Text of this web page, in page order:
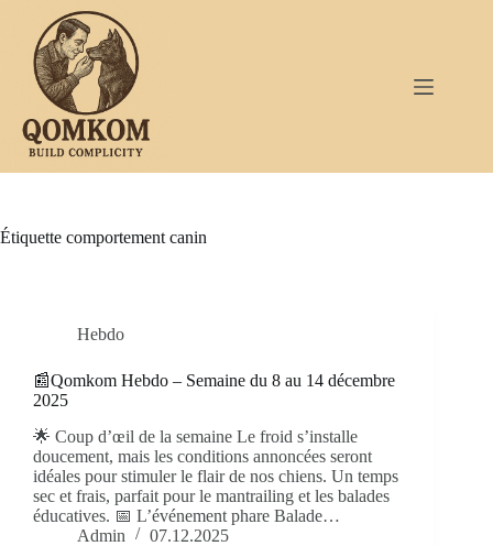
contenu
Étiquette comportement canin
Hebdo
📰Qomkom Hebdo – Semaine du 8 au 14 décembre
2025
🌟 Coup d’œil de la semaine Le froid s’installe
doucement, mais les conditions annoncées seront
idéales pour stimuler le flair de nos chiens. Un temps
sec et frais, parfait pour le mantrailing et les balades
éducatives. 📅 L’événement phare Balade…
Admin
07.12.2025